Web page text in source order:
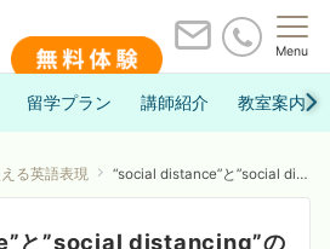
Menu
留学プラン 講師紹介 教室案内
る英語表現 “social distance”と”social distancing”の違いとは？距離に関する英語表現！
と”social distancing”の